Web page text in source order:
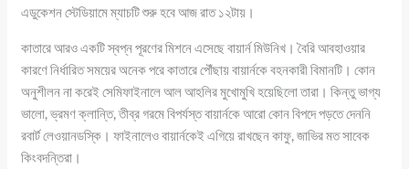
এডুকেশন স্টেডিয়ামে ম্যাচটি শুরু হবে আজ রাত ১২টায়।
কাতারে আরও একটি স্বপ্ন পূরণের মিশনে এসেছে বায়ার্ন মিউনিখ। বৈরি আবহাওয়ার
কারণে নির্ধারিত সময়ের অনেক পরে কাতারে পৌঁছায় বায়ার্নকে বহনকারী বিমানটি। কোন
অনুশীলন না করেই সেমিফাইনালে আল আহলির মুখোমুখি হয়েছিলো তারা। কিন্তু ভাগ্য
ভালো, ভ্রমণ ক্লান্তি, তীব্র গরমে বিপর্যস্ত বায়ার্নকে আরো কোন বিপদে পড়তে দেননি
রবার্ট লেওয়ানডস্কি। ফাইনালেও বায়ার্নকেই এগিয়ে রাখছেন কাফু, জাভির মত সাবেক
কিংবদন্তিরা।